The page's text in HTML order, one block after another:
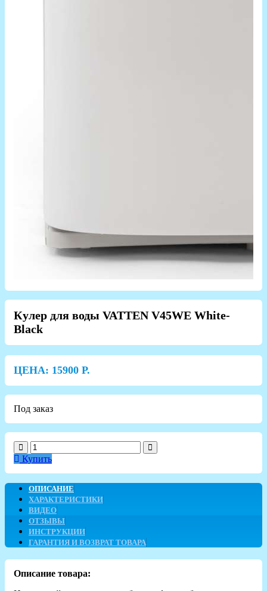
Кулер для воды VATTEN V45WE White-
Black
ЦЕНА: 15900 Р.
Под заказ
Купить
ОПИСАНИЕ
ХАРАКТЕРИСТИКИ
ВИДЕО
ОТЗЫВЫ
ИНСТРУКЦИИ
ГАРАНТИЯ И ВОЗВРАТ ТОВАРА
Описание товара: